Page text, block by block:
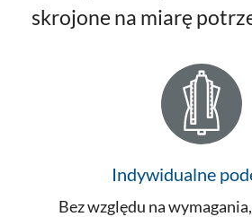
skrojone na miarę
Indywidualne
Bez względu na